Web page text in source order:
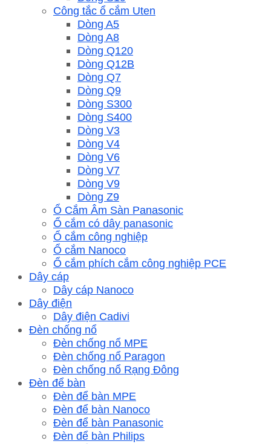
Công tắc ổ cắm Uten
Dòng A5
Dòng A8
Dòng Q120
Dòng Q12B
Dòng Q7
Dòng Q9
Dòng S300
Dòng S400
Dòng V3
Dòng V4
Dòng V6
Dòng V7
Dòng V9
Dòng Z9
Ổ Cắm Âm Sàn Panasonic
Ổ cắm có dây panasonic
Ổ cắm công nghiệp
Ổ cắm Nanoco
Ổ cắm phích cắm công nghiệp PCE
Dây cáp
Dây cáp Nanoco
Dây điện
Dây điện Cadivi
Đèn chống nổ
Đèn chống nổ MPE
Đèn chống nổ Paragon
Đèn chống nổ Rạng Đông
Đèn để bàn
Đèn để bàn MPE
Đèn để bàn Nanoco
Đèn để bàn Panasonic
Đèn để bàn Philips